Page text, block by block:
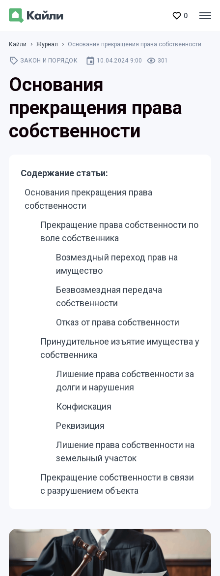
0
Кайли Журнал Основания прекращения права собственности
ЗАКОН И ПОРЯДОК 10.04.2024 9:00 301
Основания
прекращения права
собственности
Содержание статьи:
Основания прекращения права
собственности
Прекращение права собственности по
воле собственника
Возмездный переход прав на
имущество
Безвозмездная передача
собственности
Отказ от права собственности
Принудительное изъятие имущества у
собственника
Лишение права собственности за
долги и нарушения
Конфискация
Реквизиция
Лишение права собственности на
земельный участок
Прекращение собственности в связи
с разрушением объекта